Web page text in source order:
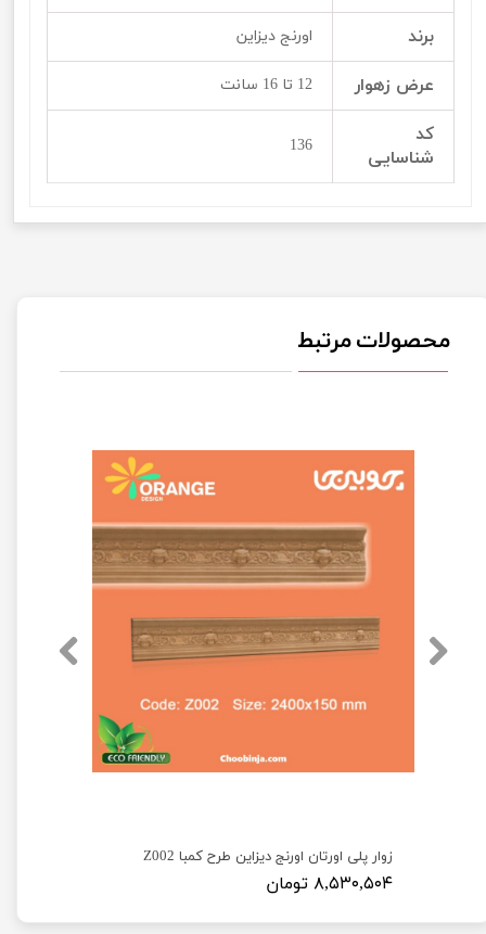
برند اورنج دیزاین
عرض زهوار 12 تا 16 سانت
کد
شناسایی
136
محصولات مرتبط
زوار پلی اورتان اورنج دیزاین طرح کمبا Z002
۸,۵۳۰,۵۰۴ تومان